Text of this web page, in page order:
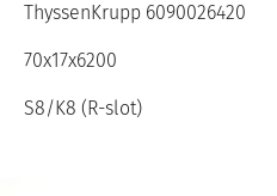
ThyssenKrupp 6090026420
70х17х6200
S8/K8 (R-slot)